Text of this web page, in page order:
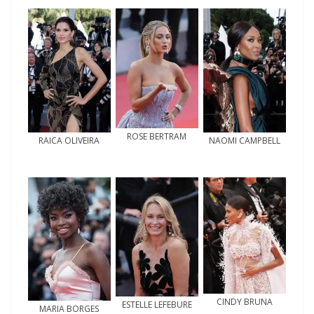
RAICA OLIVEIRA ROSE BERTRAM NAOMI CAMPBELL
MARIA BORGES ESTELLE LEFEBURE CINDY BRUNA